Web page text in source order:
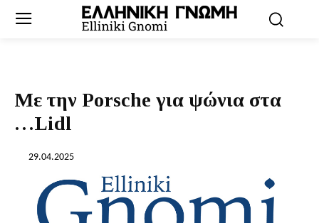
Με την Porsche για ψώνια στα
…Lidl
29.04.2025